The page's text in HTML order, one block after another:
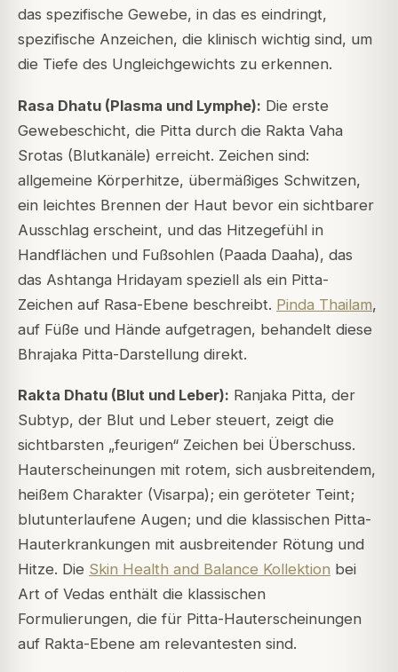
das spezifische Gewebe, in das es eindringt,
spezifische Anzeichen, die klinisch wichtig sind, um
die Tiefe des Ungleichgewichts zu erkennen.
Rasa Dhatu (Plasma und Lymphe): Die erste
Gewebeschicht, die Pitta durch die Rakta Vaha
Srotas (Blutkanäle) erreicht. Zeichen sind:
allgemeine Körperhitze, übermäßiges Schwitzen,
ein leichtes Brennen der Haut bevor ein sichtbarer
Ausschlag erscheint, und das Hitzegefühl in
Handflächen und Fußsohlen (Paada Daaha), das
das Ashtanga Hridayam speziell als ein Pitta-
Zeichen auf Rasa-Ebene beschreibt. Pinda Thailam,
auf Füße und Hände aufgetragen, behandelt diese
Bhrajaka Pitta-Darstellung direkt.
Rakta Dhatu (Blut und Leber): Ranjaka Pitta, der
Subtyp, der Blut und Leber steuert, zeigt die
sichtbarsten „feurigen“ Zeichen bei Überschuss.
Hauterscheinungen mit rotem, sich ausbreitendem,
heißem Charakter (Visarpa); ein geröteter Teint;
blutunterlaufene Augen; und die klassischen Pitta-
Hauterkrankungen mit ausbreitender Rötung und
Hitze. Die Skin Health and Balance Kollektion bei
Art of Vedas enthält die klassischen
Formulierungen, die für Pitta-Hauterscheinungen
auf Rakta-Ebene am relevantesten sind.